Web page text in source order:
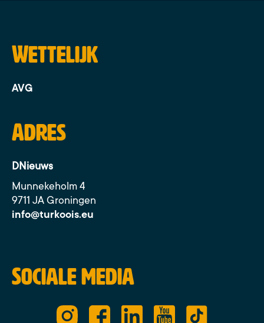
Wettelijk
AVG
Adres
DNieuws
Munnekeholm 4
9711 JA Groningen
info@turkoois.eu
Sociale media